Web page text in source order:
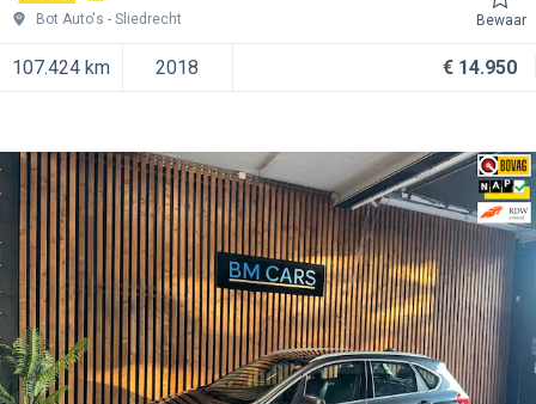
Bot Auto's
Sliedrecht Bewaar
107.424 km 2018 € 14.950